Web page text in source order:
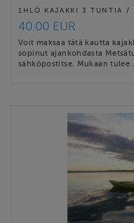
1HLÖ KAJAKKI 3 TUNTIA /
40.00 EUR
Voit maksaa tätä kautta
sopinut ajankohdasta
sähköpostitse. Mukaan tulee …